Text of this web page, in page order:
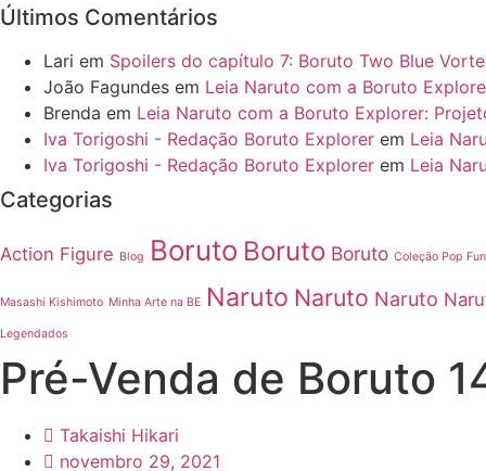
Últimos Comentários
Lari em Spoilers do capítulo 7: Boruto Two Blue
João Fagundes em Leia Naruto com a Boruto
Brenda em Leia Naruto com a Boruto Explorer:
Iva Torigoshi - Redação Boruto Explorer em Leia
Iva Torigoshi - Redação Boruto Explorer em Leia
Categorias
Action Figure Blog Boruto Boruto Boruto Coleção Pop
Masashi Kishimoto Minha Arte na BE Naruto Naruto Naruto
Legendados
Pré-Venda de Boruto
Takaishi Hikari
novembro 29, 2021